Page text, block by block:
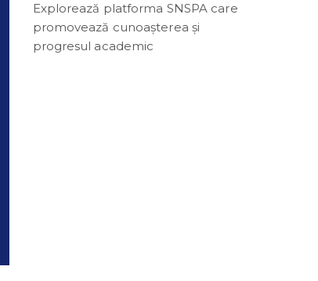
Explorează platforma SNSPA care
promovează cunoașterea și
progresul academic